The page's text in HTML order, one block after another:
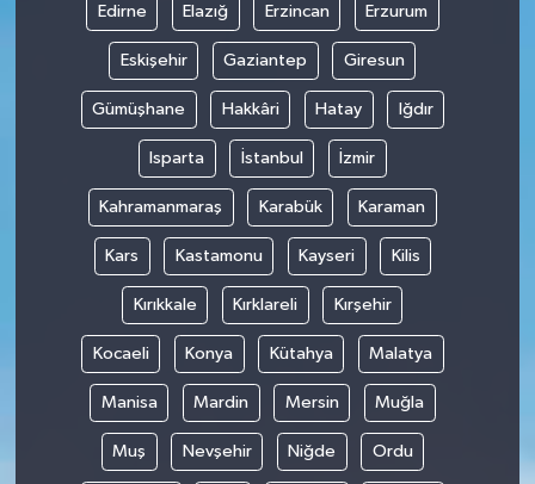
Edirne Elazığ Erzincan Erzurum
Eskişehir Gaziantep Giresun
Gümüşhane Hakkâri Hatay Iğdır
Isparta İstanbul İzmir
Kahramanmaraş Karabük Karaman
Kars Kastamonu Kayseri Kilis
Kırıkkale Kırklareli Kırşehir
Kocaeli Konya Kütahya Malatya
Manisa Mardin Mersin Muğla
Muş Nevşehir Niğde Ordu